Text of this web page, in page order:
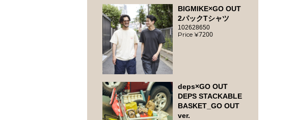
BIGMIKE×GO OUT
2パックTシャツ
102628650
7200
deps×GO OUT
DEPS STACKABLE
BASKET_GO OUT
ver.